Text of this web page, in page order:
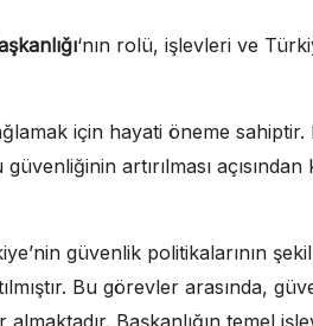
‘nın rolü, işlevleri ve
için hayati öneme sahiptir.
artırılması
güvenlik politikalarının
Bu görevler arasında,
Başkanlığın temel